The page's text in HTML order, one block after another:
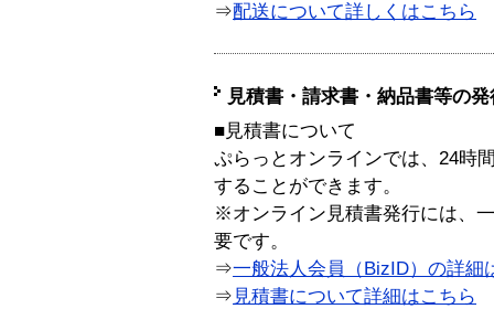
⇒配送について詳しくはこちら
見積書・請求書・納品書等の
■見積書について
ぷらっとオンラインでは、24時
することができます。
※オンライン見積書発行には、
要です。
⇒一般法人会員（BizID）の詳細
⇒ 見積書について詳細はこちら